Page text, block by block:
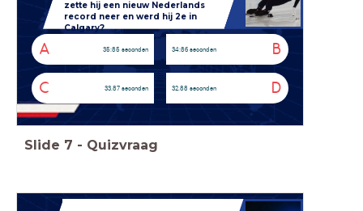
zette hij een nieuw Nederlands
record neer en werd hij 2e in
Calgary?
A 35:85 seconden B
34:86 seconden
C 33.87 seconden D
32.88 seconden
Slide 7 - Quizvraag